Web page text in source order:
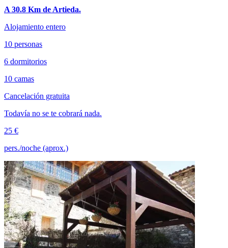
A 30.8 Km de Artieda.
Alojamiento entero
10 personas
6 dormitorios
10 camas
Cancelación gratuita
Todavía no se te cobrará nada.
25 €
pers./noche (aprox.)